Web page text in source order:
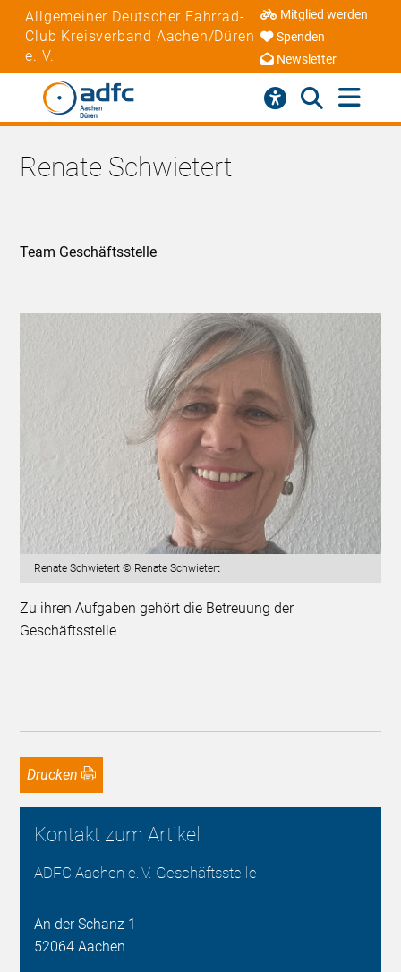
Allgemeiner Deutscher Fahrrad-
Club Kreisverband Aachen/Düren
e. V.
Mitglied werden
Spenden
Newsletter
Renate Schwietert
Team Geschäftsstelle
Renate Schwietert © Renate Schwietert
Zu ihren Aufgaben gehört die Betreuung der
Geschäftsstelle
Drucken
Kontakt zum Artikel
ADFC Aachen e. V. Geschäftsstelle
An der Schanz 1
52064 Aachen